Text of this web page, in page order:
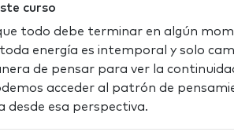
curso
todo debe terminar en algún
energía es intemporal y solo
de pensar para ver la
acceder al patrón de
desde esa perspectiva.